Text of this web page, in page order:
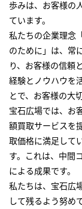
歩みは、お客様の
ています。
私たちの企業理念
のために」は、常
り、お客様の信頼
経験とノウハウを
とで、お客様の大
宝石広場では、お
額買取サービスを
取価格に満足して
す。これは、中間
による成果です。
私たちは、宝石広
して残るよう努め